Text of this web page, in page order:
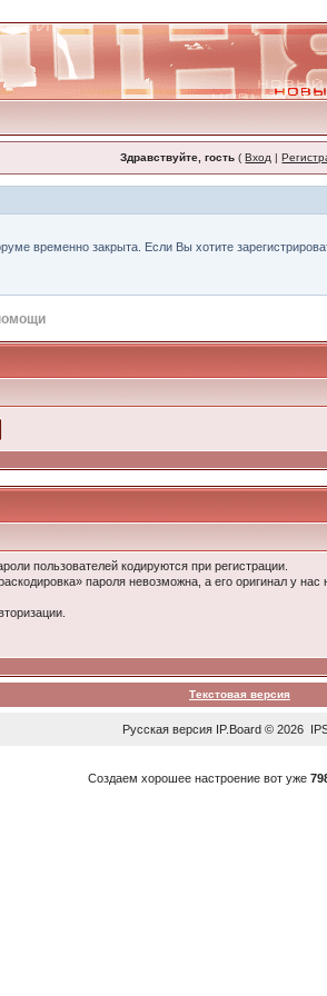
Здравствуйте, гость (Вход |
временно закрыта. Если Вы хотите
пользователей кодируются при регистрации.
пароля невозможна, а его оригинал у
Текстовая версия
Русская версия IP.Board© 2026
Создаем хорошее настроение вот уже